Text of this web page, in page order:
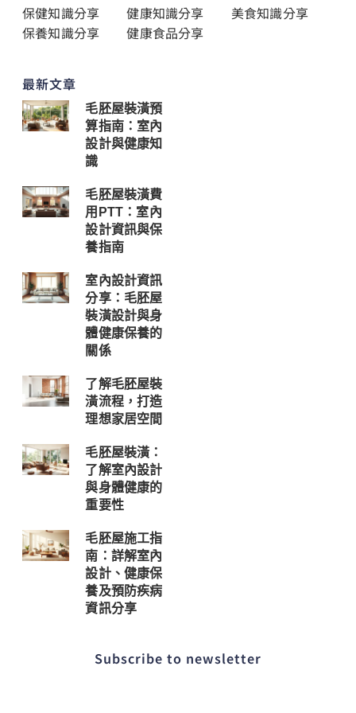
保健知識分享 健康知識分享
美食知識分享
保養知識分享
健康食品分享
最新文章
毛胚屋裝潢預
算指南：室內
設計與健康知
識
毛胚屋裝潢費
用PTT：室內
設計資訊與保
養指南
室內設計資訊
分享：毛胚屋
裝潢設計與身
體健康保養的
關係
了解毛胚屋裝
潢流程，打造
理想家居空間
毛胚屋裝潢：
了解室內設計
與身體健康的
重要性
毛胚屋施工指
南：詳解室內
設計、健康保
養及預防疾病
資訊分享
Subscribe to newsletter​